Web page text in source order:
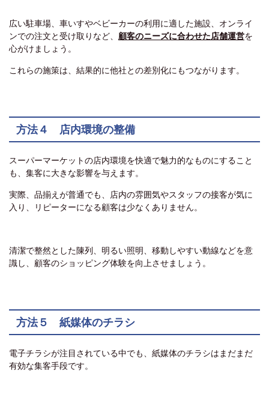
広い駐車場、車いすやベビーカーの利用に適した施設、オンライ
ンでの注文と受け取りなど、 顧客のニーズに合わせた店舗運営を
心がけましょう。
これらの施策は、結果的に他社との差別化にもつながります。
方法４ 店内環境の整備
スーパーマーケットの店内環境を快適で魅力的なものにすること
も、集客に大きな影響を与えます。
実際、品揃えが普通でも、店内の雰囲気やスタッフの接客が気に
入り、リピーターになる顧客は少なくありません。
清潔で整然とした陳列、明るい照明、移動しやすい動線などを意
識し、顧客のショッピング体験を向上させましょう。
方法５ 紙媒体のチラシ
電子チラシが注目されている中でも、紙媒体のチラシはまだまだ
有効な集客手段です。